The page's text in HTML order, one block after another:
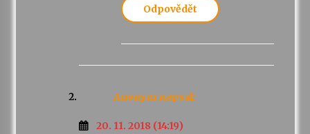
Odpovědět
Anonym napsal:
20. 11. 2018 (14:19)